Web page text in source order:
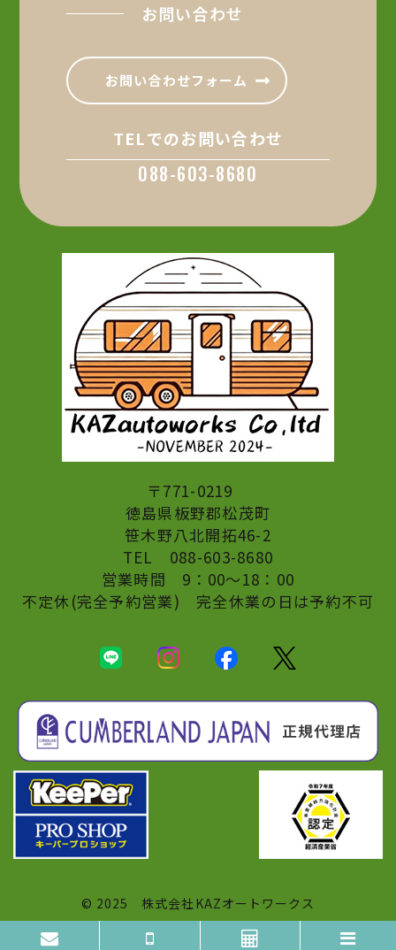
お問い合わせ
お問い合わせフォーム
TELでのお問い合わせ
088-603-8680
〒771-0219
​​​​​​​徳島県板野郡松茂町
​​​​​​​笹木野八北開拓46-2
TEL 088-603-8680
営業時間 9：00〜18：00
不定休(完全予約営業) 完全休業の日は予約不可
© 2025 株式会社KAZオートワークス